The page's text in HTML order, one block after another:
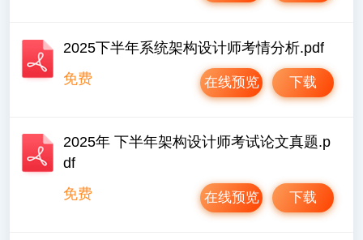
2025下半年系统架构设计师考情分析.pdf
免费
下载
在线预览
2025年 下半年架构设计师考试论文真题.p
df
免费
下载
在线预览